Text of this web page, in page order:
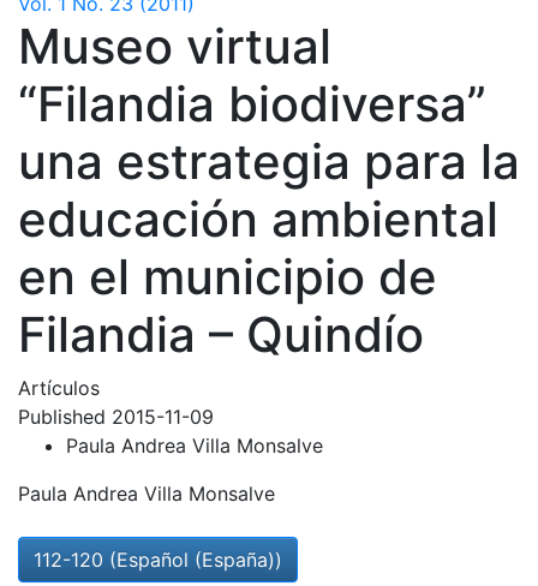
Museo virtual
“Filandia biodiversa”
una estrategia para la
educación ambiental
en el municipio de
Filandia – Quindío
Artículos
Published 2015-11-09
Paula Andrea Villa Monsalve
Paula Andrea Villa Monsalve
112-120 (Español (España))